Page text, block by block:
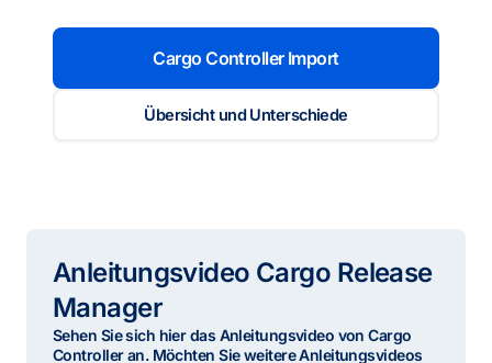
Cargo Controller Import
Übersicht und Unterschiede
Anleitungsvideo Cargo Release
Manager
Sehen Sie sich hier das Anleitungsvideo von Cargo
Controller an. Möchten Sie weitere Anleitungsvideos